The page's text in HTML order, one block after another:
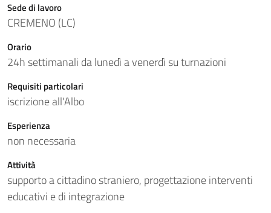
Sede di lavoro
CREMENO (LC)
Orario
24h settimanali da lunedì a venerdì su turnazioni
Requisiti particolari
iscrizione all'Albo
Esperienza
non necessaria
Attività
supporto a cittadino straniero, progettazione interventi
educativi e di integrazione